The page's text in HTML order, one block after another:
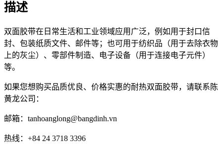
描述
双面胶带在日常生活和工业领域应用广泛，例如用于封口信
封、包装纸质文件、邮件等；也可用于纺织品（用于去除衣物
上的灰尘）、零部件制造、电子设备（用于连接电子元件）
等。
如果您想购买品质优良、价格实惠的耐热双面胶带，请联系陈
黄龙公司：
邮箱：tanhoanglong@bangdinh.vn
热线：+84 24 3718 3396